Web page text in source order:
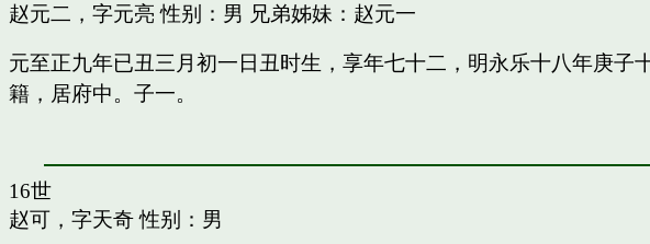
赵元二，字元亮 性别：男 兄弟姊妹： 赵元一
元至正九年已丑三月初一日丑时生，享年七十二，明永乐十八年庚
籍，居府中。子一。
16世
赵可，字天奇性别：男